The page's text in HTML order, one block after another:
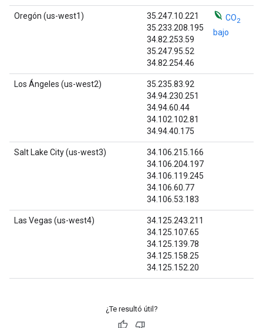
Oregón (us-west1)
35.247.10.221
35.233.208.195
34.82.253.59
35.247.95.52
34.82.254.46
CO2
bajo
Los Ángeles (us-west2)
35.235.83.92
34.94.230.251
34.94.60.44
34.102.102.81
34.94.40.175
Salt Lake City (us-west3)
34.106.215.166
34.106.204.197
34.106.119.245
34.106.60.77
34.106.53.183
Las Vegas (us-west4)
34.125.243.211
34.125.107.65
34.125.139.78
34.125.158.25
34.125.152.20
¿Te resultó útil?